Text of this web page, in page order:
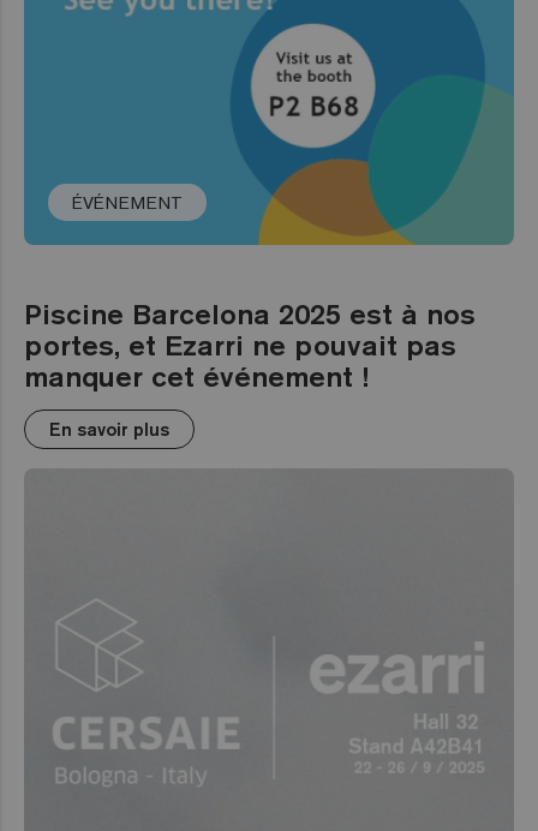
ÉVÉNEMENT
Piscine Barcelona 2025 est à nos
portes, et Ezarri ne pouvait pas
manquer cet événement !
En savoir plus